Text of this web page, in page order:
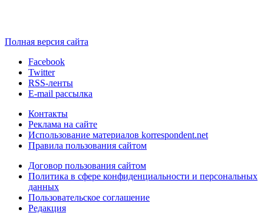
Полная версия сайта
Facebook
Twitter
RSS-ленты
E-mail рассылка
Контакты
Реклама на сайте
Использование материалов korrespondent.net
Правила пользования сайтом
Договор пользования сайтом
Политика в сфере конфиденциальности и персональных
данных
Пользовательское соглашение
Редакция